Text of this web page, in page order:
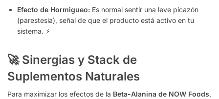
Efecto de Hormigueo: Es normal sentir una leve picazón
(parestesia), señal de que el producto está activo en tu
sistema. ⚡
🚀 Sinergias y Stack de
Suplementos Naturales
Para maximizar los efectos de la Beta-Alanina de NOW Foods,